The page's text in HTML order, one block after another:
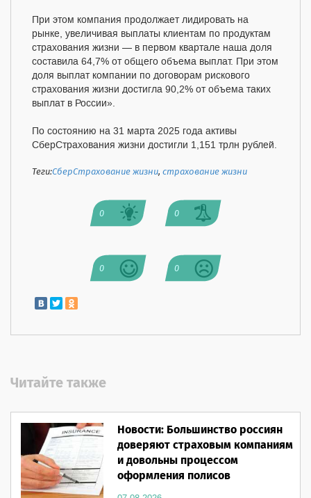
При этом компания продолжает лидировать на
рынке, увеличивая выплаты клиентам по продуктам
страхования жизни — в первом квартале наша доля
составила 64,7% от общего объема выплат. При этом
доля выплат компании по договорам рискового
страхования жизни достигла 90,2% от объема таких
выплат в России».
По состоянию на 31 марта 2025 года активы
СберСтрахования жизни достигли 1,151 трлн рублей.
Теги:СберСтрахование жизни,страхование жизни
0 0
0 0
Читайте также
Новости: Большинство россиян
доверяют страховым компаниям
и довольны процессом
оформления полисов